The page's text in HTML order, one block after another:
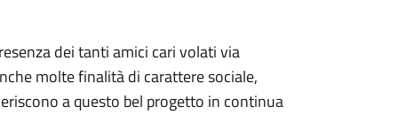
dei tanti amici cari volati via
molte finalità di carattere sociale,
a questo bel progetto in continua